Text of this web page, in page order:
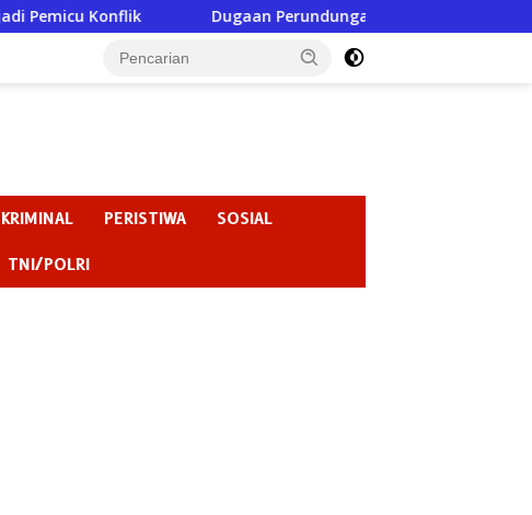
Dugaan Perundungan di SMPN 3 Gondang Jadi Sorotan,
KRIMINAL PERISTIWA SOSIAL
TNI/POLRI